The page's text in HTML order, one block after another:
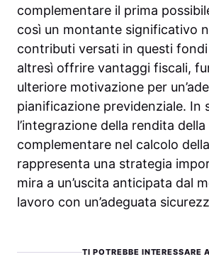
complementare il prima
così un montante significativo
contributi versati in questi
altresì offrire vantaggi fiscali,
ulteriore motivazione per
pianificazione previdenziale. In
l’integrazione della rendita
complementare nel calcolo
rappresenta una strategia
mira a un’uscita anticipata dal
lavoro con un’adeguata
TI POTREBBE INTERESSARE